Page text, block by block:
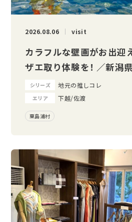
2026.08.06 visit
カラフルな壁画がお出迎
ザエ取り体験を！ ／新潟
シリーズ 地元の推しコレ
エリア 下越/佐渡
粟島浦村